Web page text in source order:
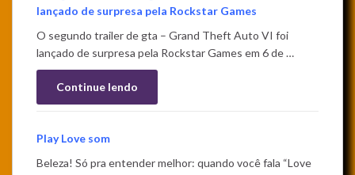
lançado de surpresa pela Rockstar Games
O segundo trailer de gta – Grand Theft Auto VI foi
lançado de surpresa pela Rockstar Games em 6 de …
Continue lendo
Play Love som
Beleza! Só pra entender melhor: quando você fala “Love